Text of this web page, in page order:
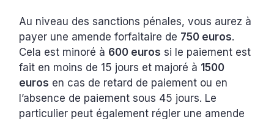
Au niveau des sanctions pénales, vous aurez à
payer une amende forfaitaire de 750 euros.
Cela est minoré à 600 euros si le paiement est
fait en moins de 15 jours et majoré à 1500
euros en cas de retard de paiement ou en
l’absence de paiement sous 45 jours. Le
particulier peut également régler une amende